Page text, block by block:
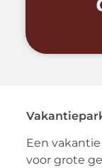
Een
voor grote